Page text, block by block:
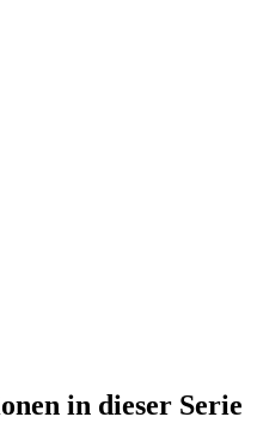
in dieser Serie